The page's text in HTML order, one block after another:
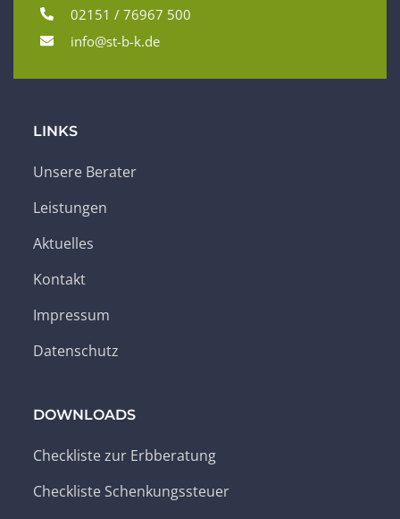
02151 / 76967 500
info@st-b-k.de
LINKS
Unsere Berater
Leistungen
Aktuelles
Kontakt
Impressum
Datenschutz
DOWNLOADS
Checkliste zur Erbberatung
Checkliste Schenkungssteuer